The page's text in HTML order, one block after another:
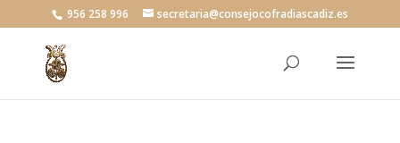
956 258 996 secretaria@consejocofradiascadiz.es